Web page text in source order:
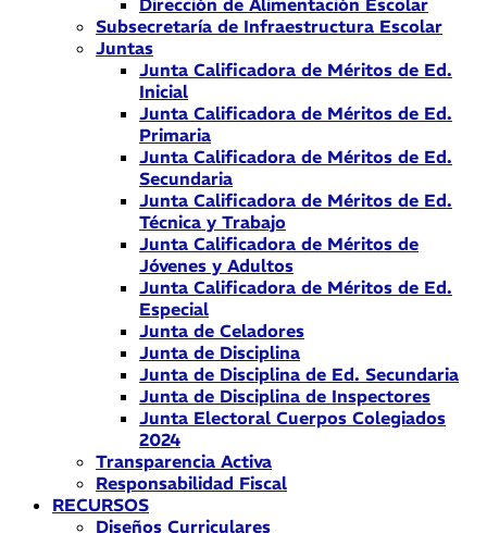
Dirección de Alimentación Escolar
Subsecretaría de Infraestructura Escolar
Juntas
Junta Calificadora de Méritos de Ed.
Inicial
Junta Calificadora de Méritos de Ed.
Primaria
Junta Calificadora de Méritos de Ed.
Secundaria
Junta Calificadora de Méritos de Ed.
Técnica y Trabajo
Junta Calificadora de Méritos de
Jóvenes y Adultos
Junta Calificadora de Méritos de Ed.
Especial
Junta de Celadores
Junta de Disciplina
Junta de Disciplina de Ed. Secundaria
Junta de Disciplina de Inspectores
Junta Electoral Cuerpos Colegiados
2024
Transparencia Activa
Responsabilidad Fiscal
RECURSOS
Diseños Curriculares